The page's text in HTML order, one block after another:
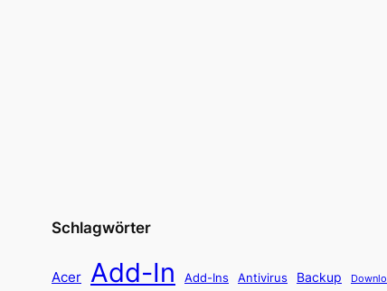
Schlagwörter
Acer Add-In Add-Ins Antivirus Backup